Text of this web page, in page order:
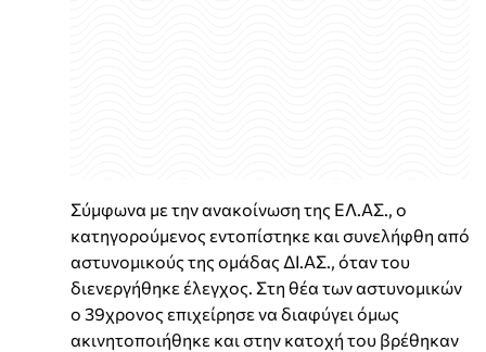
Σύμφωνα με την ανακοίνωση της ΕΛ.ΑΣ., ο
κατηγορούμενος εντοπίστηκε και συνελήφθη από
αστυνομικούς της ομάδας ΔΙ.ΑΣ., όταν του
διενεργήθηκε έλεγχος. Στη θέα των αστυνομικών
ο 39χρονος επιχείρησε να διαφύγει όμως
ακινητοποιήθηκε και στην κατοχή του βρέθηκαν